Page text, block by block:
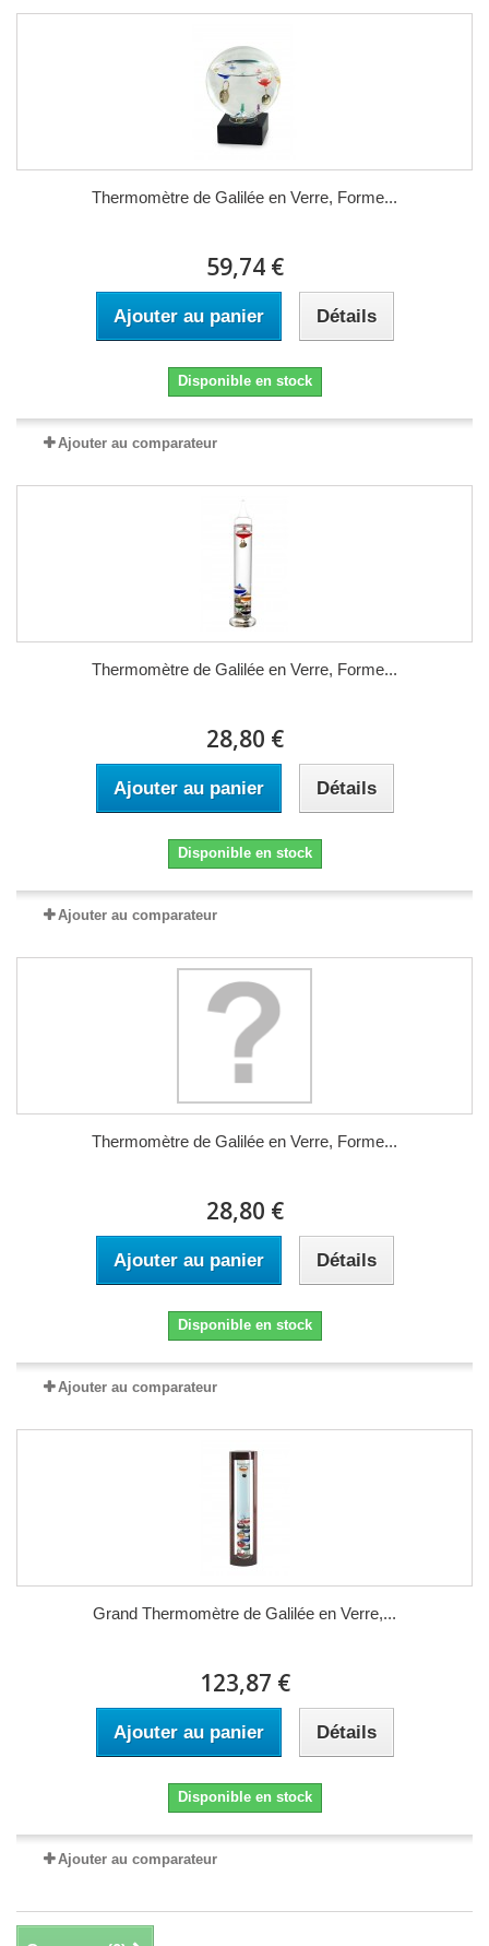
Thermomètre de Galilée en Verre, Forme...
59,74 €
Ajouter au panier Détails
Disponible en stock
Ajouter au comparateur
Thermomètre de Galilée en Verre, Forme...
28,80 €
Ajouter au panier Détails
Disponible en stock
Ajouter au comparateur
Thermomètre de Galilée en Verre, Forme...
28,80 €
Ajouter au panier Détails
Disponible en stock
Ajouter au comparateur
Grand Thermomètre de Galilée en Verre,...
123,87 €
Ajouter au panier Détails
Disponible en stock
Ajouter au comparateur